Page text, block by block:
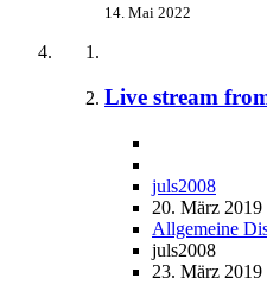
14. Mai 2022
Live stream
juls2008
20. März 2019
Allgemeine
juls2008
23. März 2019